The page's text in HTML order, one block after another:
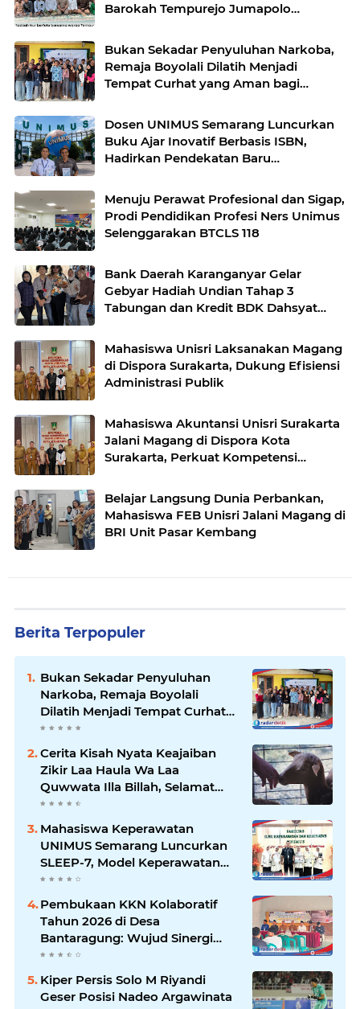
Barokah Tempurejo Jumapolo
Bukan Sekadar Penyuluhan Narkoba,
Remaja Boyolali Dilatih Menjadi
Tempat Curhat yang Aman bagi
Dosen UNIMUS Semarang Luncurkan
Buku Ajar Inovatif Berbasis ISBN,
Hadirkan Pendekatan Baru
Edukasi dan Manajemen Stres
Menuju Perawat Profesional dan Sigap,
Prodi Pendidikan Profesi Ners Unimus
Selenggarakan BTCLS 118
Bank Daerah Karanganyar Gelar
Gebyar Hadiah Undian Tahap 3
Tabungan dan Kredit BDK Dahsyat
Mahasiswa Unisri Laksanakan Magang
di Dispora Surakarta, Dukung Efisiensi
Administrasi Publik
Mahasiswa Akuntansi Unisri Surakarta
Jalani Magang di Dispora Kota
Surakarta, Perkuat Kompetensi
Belajar Langsung Dunia Perbankan,
Mahasiswa FEB Unisri Jalani Magang di
BRI Unit Pasar Kembang
Berita Terpopuler
Bukan Sekadar Penyuluhan
Narkoba, Remaja Boyolali
Dilatih Menjadi Tempat Curhat
yang Aman bagi Temannya
Cerita Kisah Nyata Keajaiban
Zikir Laa Haula Wa Laa
Quwwata Illa Billah, Selamat
dan Membawa Ratusan
Kambing
Mahasiswa Keperawatan
UNIMUS Semarang Luncurkan
SLEEP-7, Model Keperawatan
Digital Hibrida Berbasis Riset
untuk Tingkatkan Kualitas Tidur
Pasien Hipertensi
Pembukaan KKN Kolaboratif
Tahun 2026 di Desa
Bantaragung: Wujud Sinergi
Perguruan Tinggi dalam
Pemberdayaan Masyarakat
Kiper Persis Solo M Riyandi
Geser Posisi Nadeo Argawinata